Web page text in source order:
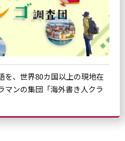
を、世界80カ国以上の現地在
マンの集団「海外書き人クラ